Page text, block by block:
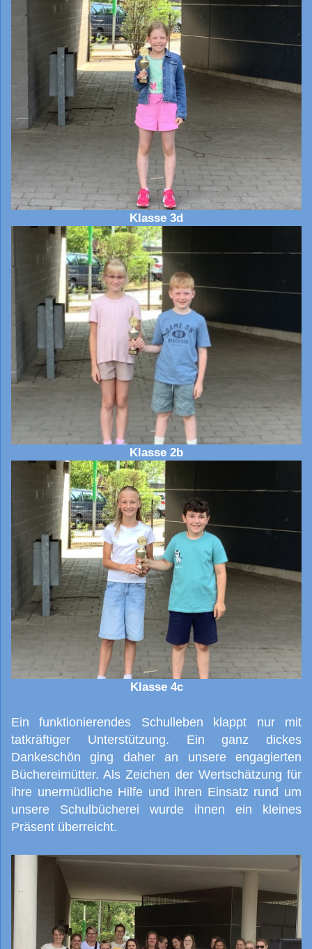
Klasse 3d
Klasse 2b
Klasse 4c
Ein funktionierendes Schulleben klappt nur mit
tatkräftiger Unterstützung. Ein ganz dickes
Dankeschön ging daher an unsere engagierten
Büchereimütter. Als Zeichen der Wertschätzung für
ihre unermüdliche Hilfe und ihren Einsatz rund um
unsere Schulbücherei wurde ihnen ein kleines
Präsent überreicht.